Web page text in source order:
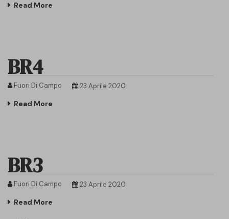
Read More
BR4
Fuori Di Campo 23 Aprile 2020
Read More
BR3
Fuori Di Campo 23 Aprile 2020
Read More